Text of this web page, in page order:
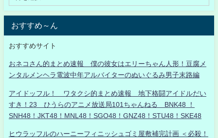
おすすめ～ん
おすすめサイト
おネコさん的まとめ速報 僕の彼女はエリーちゃん人形！豆腐メ
ンタルメンヘラ電波中年アルバイターのぬいぐるみ男子末路編
アイドッフル！ ワタクシ的まとめ速報 地下格闘アイドルだい
すき！23 ひうらのアニメ放送局101ちゃんねる BNK48 ！
SNH48！JKT48！MNL48！SGO48！GNZ48！STU48！SKE48
ヒウラッフルのハーニーフィニッシュゴミ屋敷補完計画 ＜必殺！